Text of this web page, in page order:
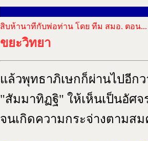
สิบห้านาทีกับพ่อท่าน โดย ทีม สมอ. ตอน...
ขยะวิทยา
แล้วพุทธาภิเษกก็ผ่านไปอีก
"สัมมาทิฏฐิ" ให้เห็นเป็นอัศจ
จนเกิดความกระจ่างตามส